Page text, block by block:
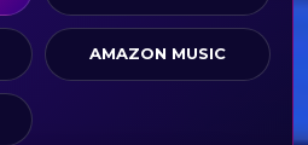
AMAZON MUSIC